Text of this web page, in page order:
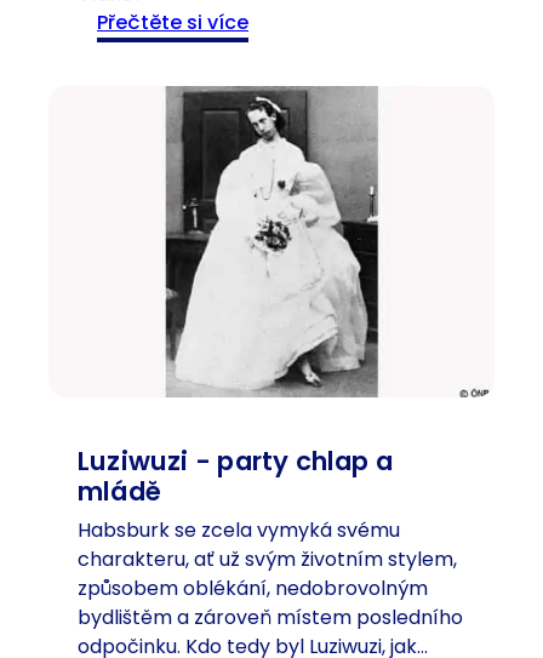
a
i
c
í
t
o
n
r
o
d
n
o
Přečtěte si více:
Č
t
y
ř
v
d
ž
Luziwuzi - party chlap a
mládě
Habsburk se zcela vymyká svému
charakteru, ať už svým životním stylem,
způsobem oblékání, nedobrovolným
bydlištěm a zároveň místem posledního
odpočinku. Kdo tedy byl Luziwuzi, jak…